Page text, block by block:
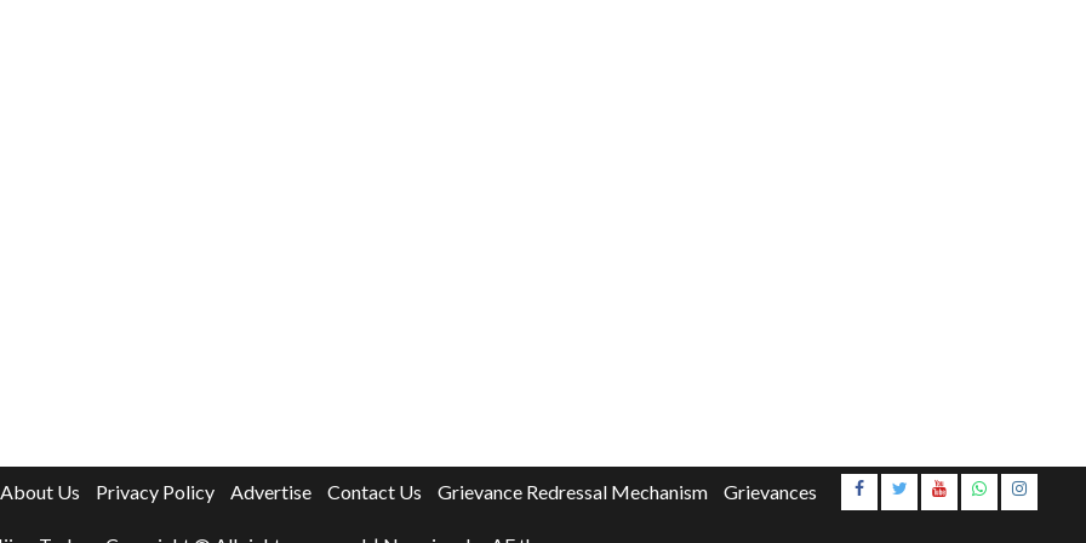
About Us Privacy Policy Advertise Contact Us Grievance Redressal Mechanism Grievances